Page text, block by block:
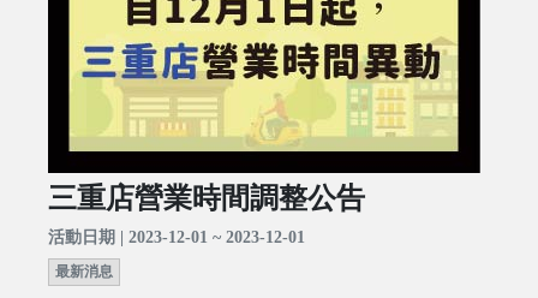
三重店營業時間調整公告
活動日期 | 2023-12-01 ~ 2023-12-01
最新消息